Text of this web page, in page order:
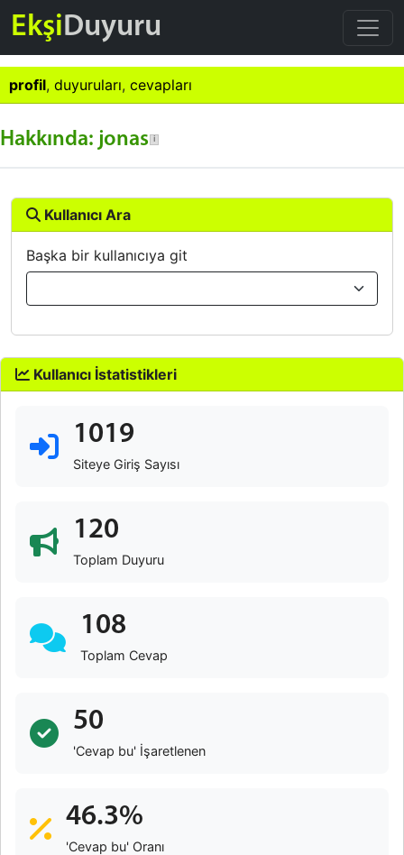
EkşiDuyuru
profil, duyuruları, cevapları
Hakkında: jonas
Kullanıcı Ara
Başka bir kullanıcıya git
Kullanıcı İstatistikleri
1019
Siteye Giriş Sayısı
120
Toplam Duyuru
108
Toplam Cevap
50
'Cevap bu' İşaretlenen
46.3%
'Cevap bu' Oranı